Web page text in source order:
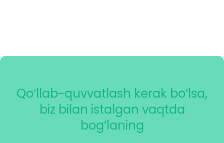
Qo‘llab-quvvatlash kerak bo‘lsa,
biz bilan istalgan vaqtda
bog‘laning